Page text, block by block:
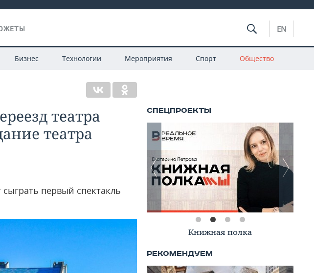
EN
Бизнес Технологии Мероприятия Спорт Общество
театра
театра
первый спектакль
Книжная полка